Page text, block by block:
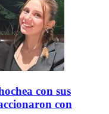
con sus
con